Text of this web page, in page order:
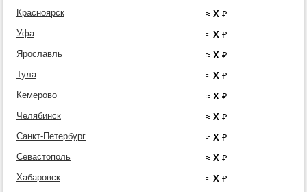
Красноярск
≈ X ₽
Уфа
≈ X ₽
Ярославль
≈ X ₽
Тула
≈ X ₽
Кемерово
≈ X ₽
Челябинск
≈ X ₽
Санкт-Петербург
≈ X ₽
Севастополь
≈ X ₽
Хабаровск
≈ X ₽